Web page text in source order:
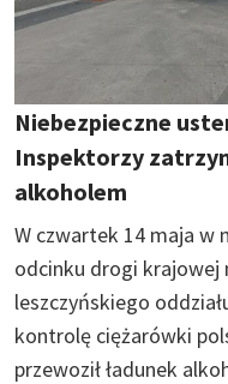
Niebezpieczne
Inspektorzy
alkoholem
W czwartek 14 maja w
odcinku drogi krajowej
leszczyńskiego
kontrolę ciężarówki
przewoził ładunek